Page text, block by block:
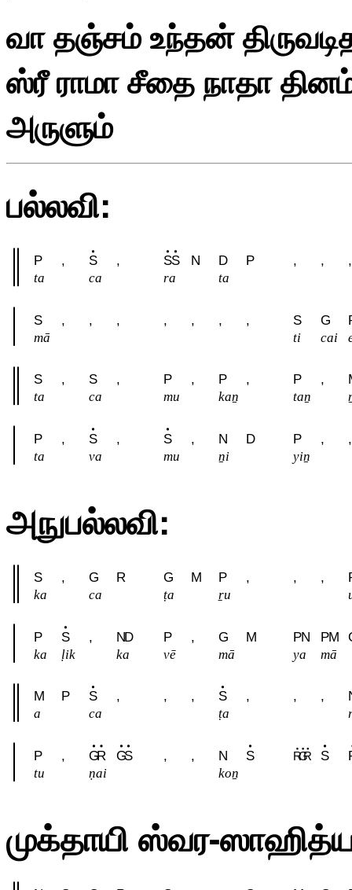
வா தஞ்சம் உந்தன்
ஸ்ரீ ராமா சீதை நாதா
அருளும்
பல்லவி:
P , S , SS N D P , , ,
ta ca ra ta
S , , , , , , , S G
mā ti cai
S , S , P , P , P ,
ta ca mu kaṉ taṉ
P , S , S , N D P , ,
ta va mu ṉi yiṉ
அநுபல்லவி:
S , G R G M P , , ,
ka ca ṭa ṟu
P S , ND P , G M PN PM
ka ḷik ka vē mā ya mā
M P S , , , S , , ,
a ca ṭa
P , GR GS , , N S RGR S
tu ṇai koṉ
முக்தாயி ஸ்வர-